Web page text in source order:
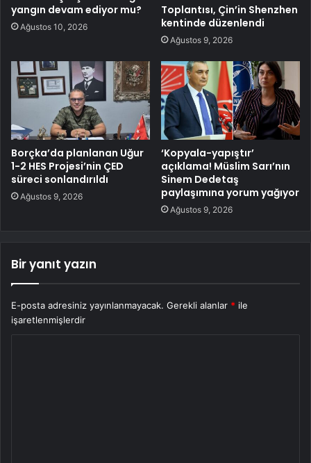
yangın devam ediyor mu?
Ağustos 10, 2026
Toplantısı, Çin’in Shenzhen
kentinde düzenlendi
Ağustos 9, 2026
Borçka’da planlanan Uğur
1-2 HES Projesi’nin ÇED
süreci sonlandırıldı
Ağustos 9, 2026
‘Kopyala-yapıştır’
açıklama! Müslim Sarı’nın
Sinem Dedetaş
paylaşımına yorum yağıyor
Ağustos 9, 2026
Bir yanıt yazın
E-posta adresiniz yayınlanmayacak. Gerekli alanlar * ile
işaretlenmişlerdir